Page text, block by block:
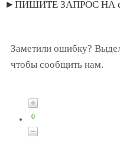
►ПИШИТЕ ЗАПРОС НА
Заметили ошибку?
чтобы сообщить нам.
0